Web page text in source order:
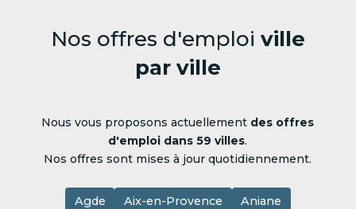
Nos offres d'emploi ville
par ville
Nous vous proposons actuellement des offres
d'emploi dans 59 villes.
Nos offres sont mises à jour quotidiennement.
Agde Aix-en-Provence
Aniane